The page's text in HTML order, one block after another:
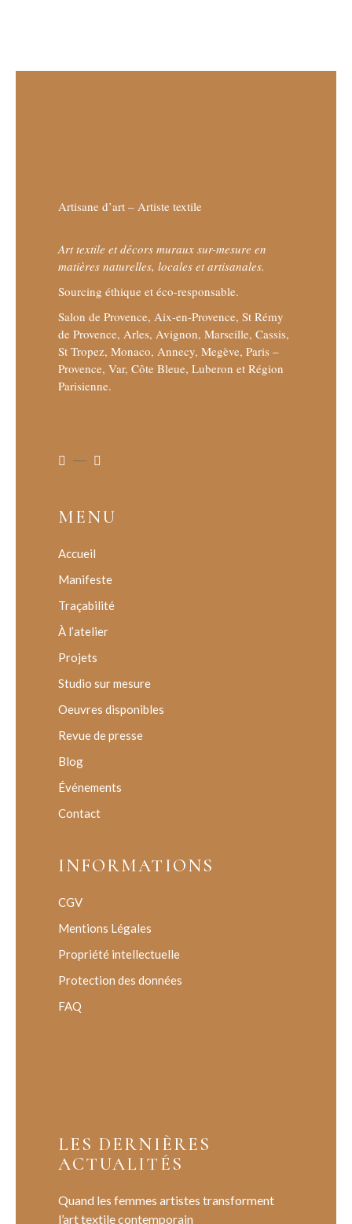
Artisane d’art – Artiste textile
Art textile et décors muraux sur-mesure en
matières naturelles, locales et artisanales.
Sourcing éthique et éco-responsable.
Salon de Provence, Aix-en-Provence, St Rémy
de Provence, Arles, Avignon, Marseille, Cassis,
St Tropez, Monaco, Annecy, Megève, Paris –
Provence, Var, Côte Bleue, Luberon et Région
Parisienne.
MENU
Accueil
Manifeste
Traçabilité
À l’atelier
Projets
Studio sur mesure
Oeuvres disponibles
Revue de presse
Blog
Événements
Contact
INFORMATIONS
CGV
Mentions Légales
Propriété intellectuelle
Protection des données
FAQ
LES DERNIÈRES
ACTUALITÉS
Quand les femmes artistes transforment
l’art textile contemporain